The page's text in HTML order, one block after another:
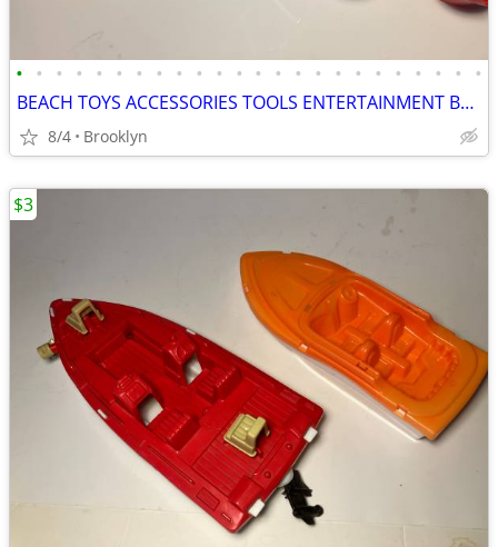
• • • • • • • • • • • • • • • • • • • • • • • •
BEACH TOYS ACCESSORIES TOOLS ENTERTAINMENT BREAKAWAY KIDS OUTDOOR FUN
8/4 Brooklyn
$3